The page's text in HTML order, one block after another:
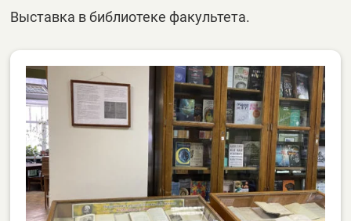
Выставка в библиотеке факультета.